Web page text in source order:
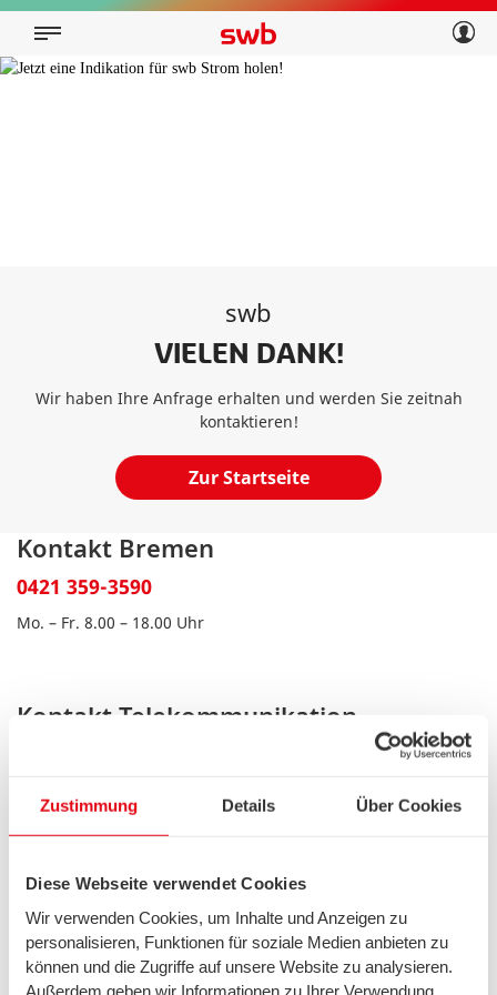
Zustimmung Details Über Cookies
Diese Webseite verwendet Cookies
Wir verwenden Cookies, um Inhalte und Anzeigen zu
personalisieren, Funktionen für soziale Medien anbieten zu
können und die Zugriffe auf unsere Website zu analysieren.
Außerdem geben wir Informationen zu Ihrer Verwendung
Privatkunden
Geschäftskunden
swb
VIELEN DANK!
Wir haben Ihre Anfrage erhalten und werden Sie zeitnah
kontaktieren!
Zur Startseite
Kontakt Bremen
0421 359-3590
Mo. – Fr. 8.00 – 18.00 Uhr
Kontakt Telekommunikation
Sa. 9.00 – 14.00 Uhr
Zertifikate